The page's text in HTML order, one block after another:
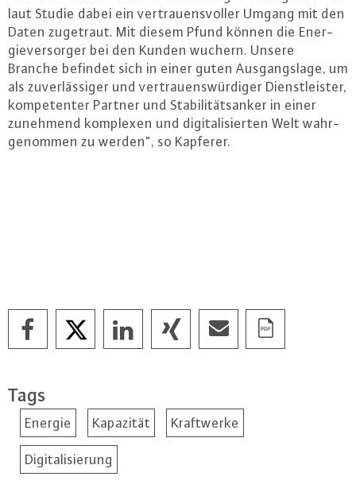
laut Studie dabei ein ver­trau­ens­vol­ler Umgang mit den
Daten zugetraut. Mit diesem Pfund können die En­er­
gie­ver­sor­ger bei den Kunden wuchern. Unsere
Branche befindet sich in einer guten Aus­gangs­la­ge, um
als zu­ver­läs­si­ger und ver­trau­ens­wür­di­ger Dienst­leis­ter,
kom­pe­ten­ter Partner und Sta­bi­li­täts­an­ker in einer
zunehmend komplexen und di­gi­ta­li­sier­ten Welt wahr­
ge­nom­men zu werden", so Kapferer.
Tags
Energie Kapazität Kraftwerke
Digitalisierung